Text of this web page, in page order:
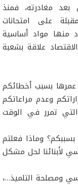
مغادرته، فمنذ
على امتحانات
منها مواد أساسية
علاقة بشعبة
بسبب أخطائكم
وعدم مراعاتكم
التي تمرر في الوقت
وماذا فعلتم
لأبنائنا لحل مشكل
ومصلحة التلميذ…،